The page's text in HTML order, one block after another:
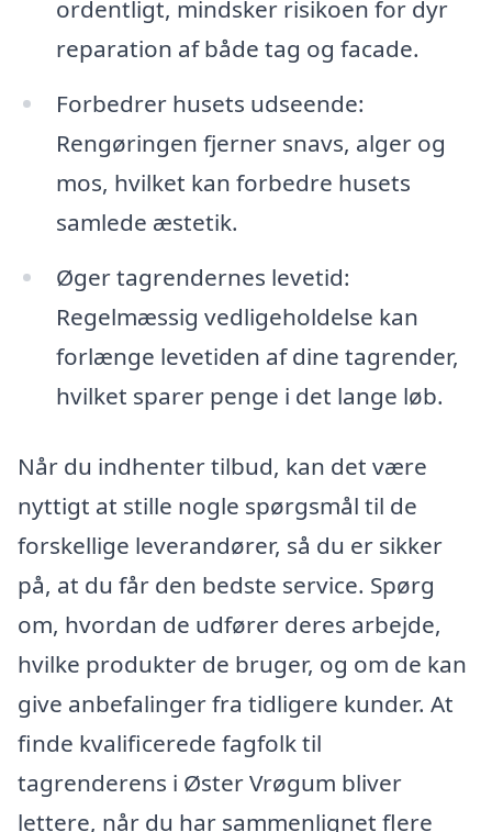
ordentligt, mindsker risikoen for dyr
reparation af både tag og facade.
Forbedrer husets udseende:
Rengøringen fjerner snavs, alger og
mos, hvilket kan forbedre husets
samlede æstetik.
Øger tagrendernes levetid:
Regelmæssig vedligeholdelse kan
forlænge levetiden af dine tagrender,
hvilket sparer penge i det lange løb.
Når du indhenter tilbud, kan det være
nyttigt at stille nogle spørgsmål til de
forskellige leverandører, så du er sikker
på, at du får den bedste service. Spørg
om, hvordan de udfører deres arbejde,
hvilke produkter de bruger, og om de kan
give anbefalinger fra tidligere kunder. At
finde kvalificerede fagfolk til
tagrenderens i Øster Vrøgum bliver
lettere, når du har sammenlignet flere